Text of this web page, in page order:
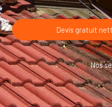
Devis gratuit
Nos